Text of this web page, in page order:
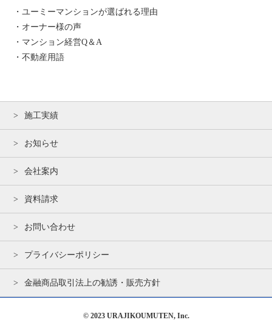
・ユーミーマンションが選ばれる理由
・オーナー様の声
・マンション経営Q＆A
・不動産用語
施工実績
お知らせ
会社案内
資料請求
お問い合わせ
プライバシーポリシー
金融商品取引法上の勧誘・販売方針
© 2023 URAJIKOUMUTEN, Inc.